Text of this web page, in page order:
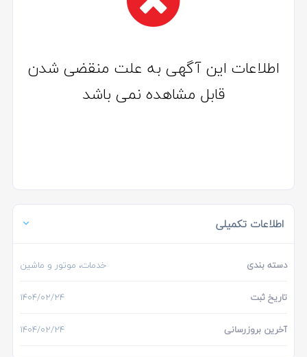
اطلاعات این آگهی به علت منقضی شدن
قابل مشاهده نمی باشد
اطلاعات تکمیلی
دسته بندی خدمات، موتور و ماشین
تاریخ ثبت ۱۴۰۴/۰۲/۲۴
آخرین بروزرسانی ۱۴۰۴/۰۲/۲۴